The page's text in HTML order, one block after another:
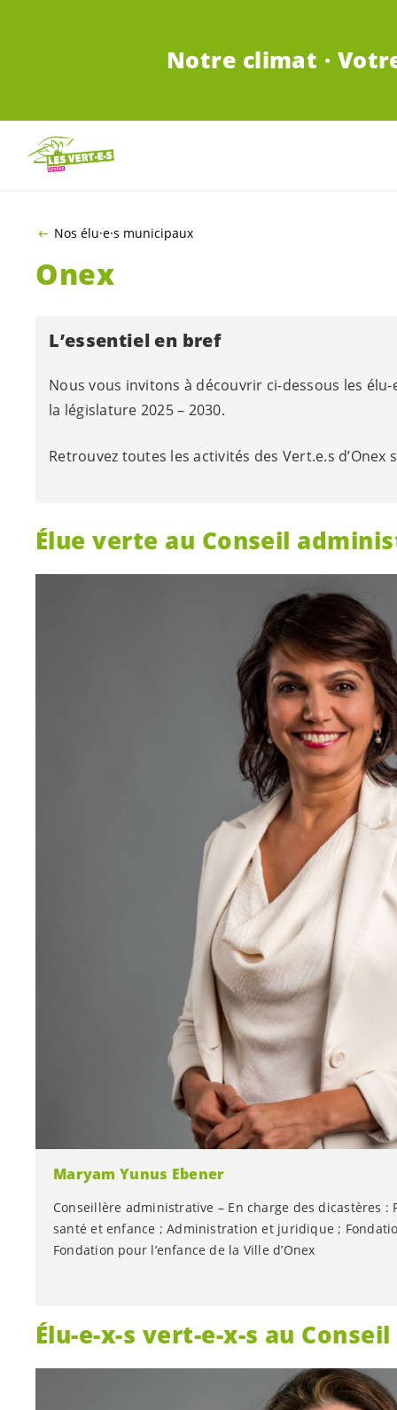
Notre climat ·
Nos élu·e·s municipaux
Onex
L’essentiel en bref
Nous vous invitons à découvrir ci-dessous les élu-
la législature 2025 – 2030.
Retrouvez toutes les activités des Vert.e.s d’Onex
Élue verte au Conseil
Maryam Yunus Ebener
Conseillère administrative – En charge des dicastères :
santé et enfance ; Administration et juridique ;
Fondation pour l’enfance de la Ville d’Onex
Conseillère administrative depuis 2020
Présidente de l’Association du Club des Amis des
présidente de l’association Univerelles et membre du
Élu-e-x-s vert-e-x-s au